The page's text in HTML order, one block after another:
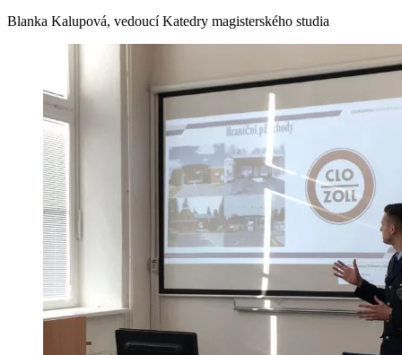
Blanka Kalupová, vedoucí Katedry magisterského studia